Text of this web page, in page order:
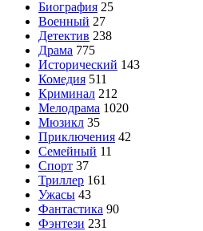
Биография 25
Военный 27
Детектив 238
Драма 775
Исторический 143
Комедия 511
Криминал 212
Мелодрама 1020
Мюзикл 35
Приключения 42
Семейный 11
Спорт 37
Триллер 161
Ужасы 43
Фантастика 90
Фэнтези 231